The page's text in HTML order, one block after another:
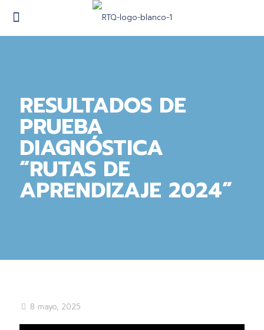
RESULTADOS DE
PRUEBA
DIAGNÓSTICA
“RUTAS DE
APRENDIZAJE 2024”
8 mayo, 2025